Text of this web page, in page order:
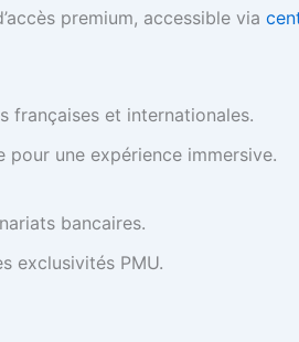
premium, accessible via
françaises et internationales.
une expérience immersive.
bancaires.
exclusivités PMU.